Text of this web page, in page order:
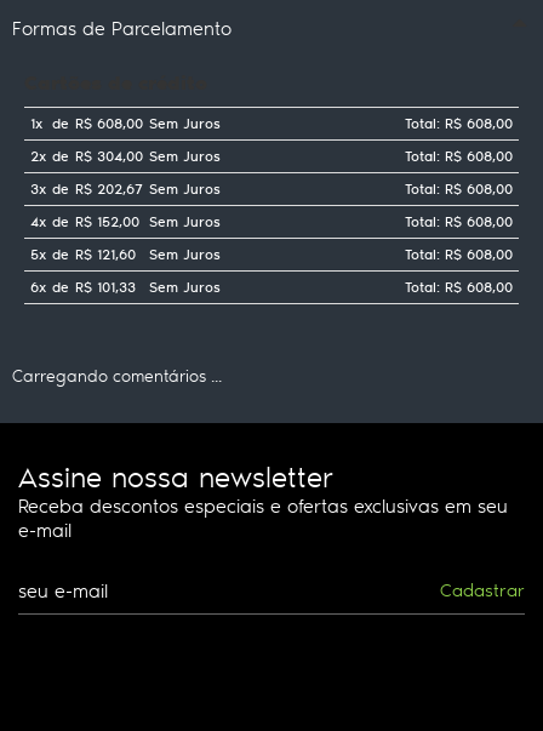
Formas de Parcelamento
1x de R$ 608,00 Sem Juros
Total: R$ 608,00
2x de R$ 304,00 Sem Juros
Total: R$ 608,00
3x de R$ 202,67 Sem Juros
Total: R$ 608,00
4x de R$ 152,00 Sem Juros
Total: R$ 608,00
5x de R$ 121,60 Sem Juros
Total: R$ 608,00
6x de R$ 101,33 Sem Juros Total: R$ 608,00
Carregando comentários ...
Assine nossa newsletter
Receba descontos especiais e ofertas exclusivas em seu
e-mail
Cadastrar